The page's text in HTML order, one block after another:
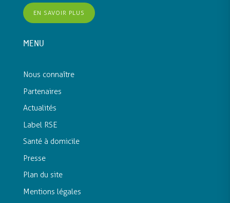
EN SAVOIR PLUS
MENU
Nous connaître
Partenaires
Actualités
Label RSE
Santé à domicile
Presse
Plan du site
Mentions légales